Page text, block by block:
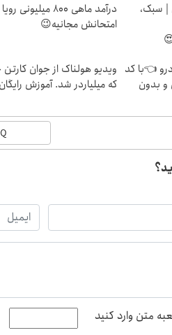
| سبک،
درآمد ماهی 800
امتحانش مجانیه😉
👈با کد
و بدون
ویدیو هولناک از جوان
که میلیاردر شد. آموزش رایگان
متن وارد کنید